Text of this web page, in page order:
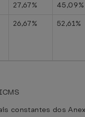
27,67%
45,09%
26,67% 52,61%
constantes dos